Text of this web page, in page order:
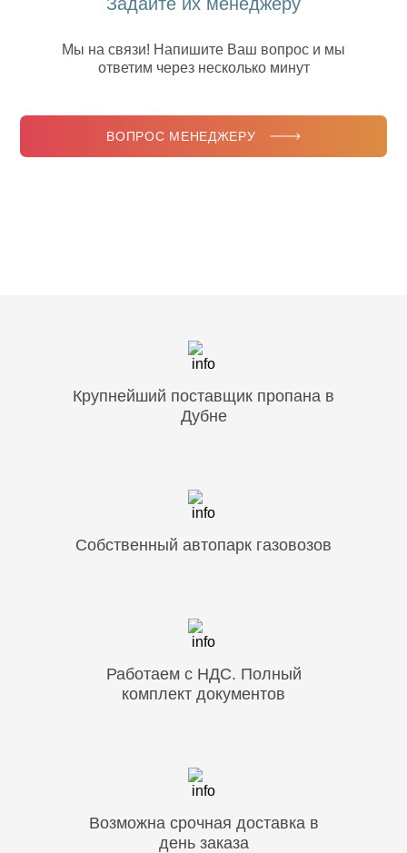
Мы на связи! Напишите Ваш вопрос и мы
ответим через несколько минут
ВОПРОС МЕНЕДЖЕРУ
Крупнейший поставщик пропана в
Дубне
Собственный автопарк газовозов
Работаем с НДС. Полный
комплект документов
Возможна срочная доставка в
день заказа